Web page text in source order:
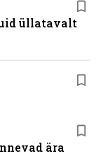
ära
üllatavalt